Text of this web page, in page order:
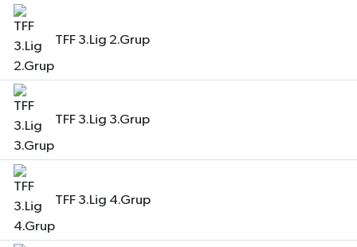
TFF 3.Lig 2.Grup
TFF 3.Lig 3.Grup
TFF 3.Lig 4.Grup